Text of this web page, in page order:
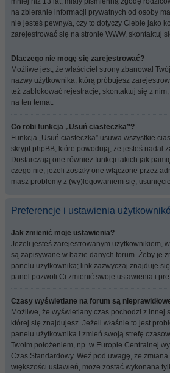
na zbieranie informacji prywatnych od osoby
nie jesteś pewny/a, czy to dotyczy Ciebie jako
zarejestrować się na stronie WWW, skontaktuj
Dlaczego nie mogę się zarejestrować?
Możliwe jest, że właściciel strony zbanował
nazwy użytkownika, którą próbujesz
też zablokować rejestracje, skontaktuj się z
na ten temat.
Co robi funkcja „Usuń ciasteczka”?
Funkcja „Usuń ciasteczka” usuwa wszystkie
skrypt phpBB, które powodują, że jesteś nadal
Dostarczają one również funkcji takich jak
czego nie, jeżeli zostały one włączone przez
masz problemy z (wy)logowaniem się,
Preferencje i ustawienia
Jak zmienić moje ustawienia?
Jeżeli jesteś zarejestrowanym użytkownikiem,
są zapisywane w bazie danych forum. Żeby je
panelu użytkownika; link zazwyczaj znajduje
panel pozwoli Ci zmienić swoje ustawienia i
Czasy wyświetlane na forum są
Możliwe, że wyświetlany czas pochodzi z innej
której się znajdujesz. Jeżeli właśnie to jest
panelu użytkownika i zmień swoją strefę
Twoim położeniem, np. w Europie Centralnej
Czas Standardowy. Weź pod uwagę, że
większości ustawień, może zostać wykonana